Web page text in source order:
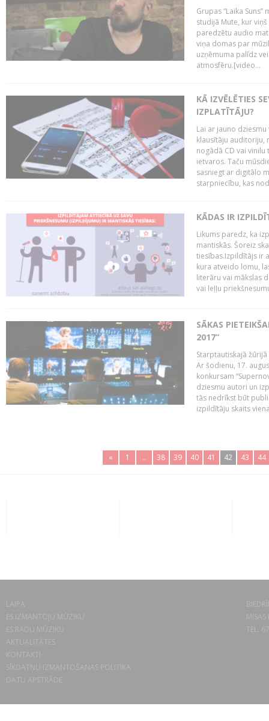
Grupas “Laika
studijā Mute, kur
paredzētu audio
viņa domas par
uzņēmuma palīdz
atmosfēru.[video...
KĀ IZVĒLĒTIES
IZPLATĪTĀJU?
Lai ar jauno
klausītāju auditoriju,
nogādā CD vai
ietvaros. Taču
sasniegt ar digitālo
starpniecību, kas
KĀDAS IR
Likums paredz, ka
mantiskās. Šoreiz
tiesības.Izpildītājs ir
kura atveido lomu,
literāru vai mākslas
vai leļļu
SĀKAS
2017”
Starptautiskajā
Ar šodienu, 17.
konkursam
dziesmu autori un
tās nedrīkst būt
izpildītāju skaits
« 1 .. 38 39 40 41 42 43 44
LAIPA
ES IZMANTOJU MŪZIKU
ES RADU MŪZIKU
AKTUALITĀTES
KONTAKTI
SĪKDATŅU IZMANTOŠANAS POLITIKA
DATU APSTRĀDE
TEL.